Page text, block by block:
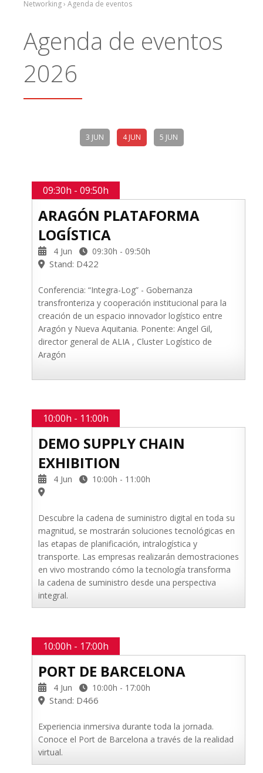
Networking › Agenda de eventos
Agenda de eventos
2026
3 JUN 4 JUN 5 JUN
09:30h - 09:50h
ARAGÓN PLATAFORMA
LOGÍSTICA
4 Jun 09:30h - 09:50h
Stand: D422
Conferencia: “Integra-Log” - Gobernanza
transfronteriza y cooperación institucional para la
creación de un espacio innovador logístico entre
Aragón y Nueva Aquitania. Ponente: Angel Gil,
director general de ALIA , Cluster Logístico de
Aragón
10:00h - 11:00h
DEMO SUPPLY CHAIN
EXHIBITION
4 Jun 10:00h - 11:00h
Descubre la cadena de suministro digital en toda su
magnitud, se mostrarán soluciones tecnológicas en
las etapas de planificación, intralogística y
transporte. Las empresas realizarán demostraciones
en vivo mostrando cómo la tecnología transforma
la cadena de suministro desde una perspectiva
integral.
10:00h - 17:00h
PORT DE BARCELONA
4 Jun 10:00h - 17:00h
Stand: D466
Experiencia inmersiva durante toda la jornada.
Conoce el Port de Barcelona a través de la realidad
virtual.